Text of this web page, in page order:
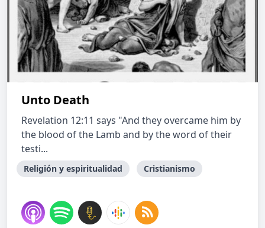
Unto Death
Revelation 12:11 says "And they overcame him by
the blood of the Lamb and by the word of their
testi...
Religión y espiritualidad Cristianismo